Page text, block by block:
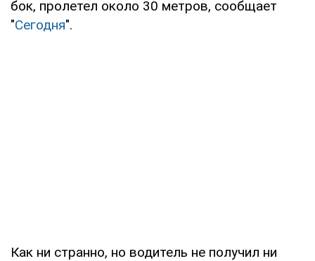
бок, пролетел около 30 метров, сообщает
"Сегодня".
Как ни странно, но водитель не получил ни